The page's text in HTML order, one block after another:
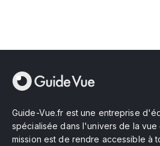
Guide-Vue.fr est une entreprise
spécialisée dans l'univers de la
mission est de rendre accessible à